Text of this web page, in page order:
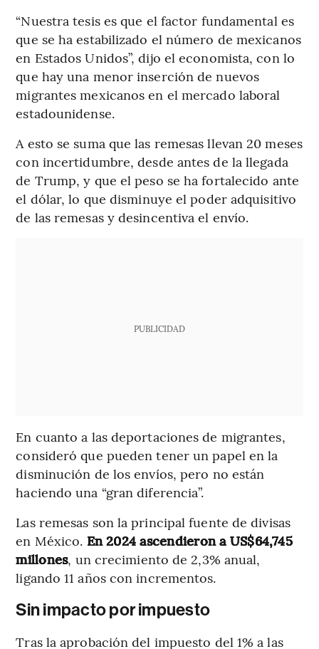
“Nuestra tesis es que el factor fundamental es
que se ha estabilizado el número de mexicanos
en Estados Unidos”, dijo el economista, con lo
que hay una menor inserción de nuevos
migrantes mexicanos en el mercado laboral
estadounidense.
A esto se suma que las remesas llevan 20 meses
con incertidumbre, desde antes de la llegada
de Trump, y que el peso se ha fortalecido ante
el dólar, lo que disminuye el poder adquisitivo
de las remesas y desincentiva el envío.
PUBLICIDAD
En cuanto a las deportaciones de migrantes,
consideró que pueden tener un papel en la
disminución de los envíos, pero no están
haciendo una “gran diferencia”.
Las remesas son la principal fuente de divisas
en México. En 2024 ascendieron a US$64,745
millones, un crecimiento de 2,3% anual,
ligando 11 años con incrementos.
Sin impacto por impuesto
Tras la aprobación del impuesto del 1% a las